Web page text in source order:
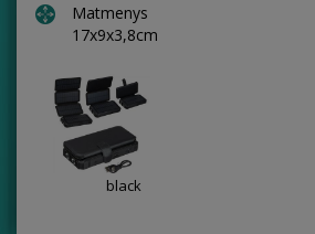
Matmenys
17x9x3,8cm
black